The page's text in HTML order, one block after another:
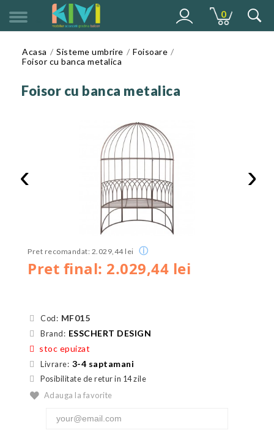
0
Acasa Sisteme umbrire
Foisoare
Foisor cu banca metalica
Foisor cu banca metalica
‹ ›
Pret final: 2.029,44 lei
Pret recomandat: 2.029,44 lei ⓘ
Cod: MF015
Brand: ESSCHERT DESIGN
stoc epuizat
Livrare: 3-4 saptamani
Posibilitate de retur in 14 zile
Adauga la favorite